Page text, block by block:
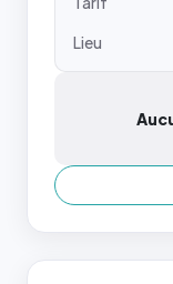
Lieu